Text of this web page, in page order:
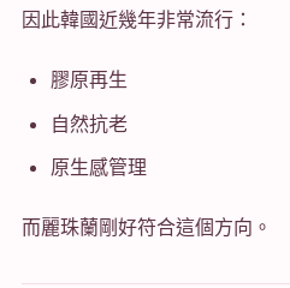
因此韓國近幾年非常流行：
膠原再生
自然抗老
原生感管理
而麗珠蘭剛好符合這個方向。